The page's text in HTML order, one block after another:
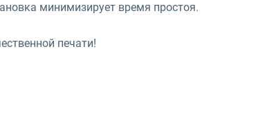
минимизирует время простоя.
печати!